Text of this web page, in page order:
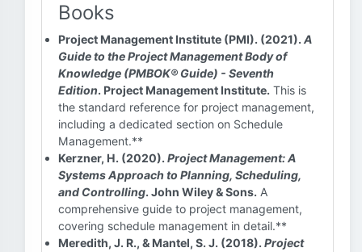
Books
Project Management Institute (PMI). (2021). A
Guide to the Project Management Body of
Knowledge (PMBOK® Guide) - Seventh
Edition. Project Management Institute. This is
the standard reference for project management,
including a dedicated section on Schedule
Management.**
Kerzner, H. (2020). Project Management: A
Systems Approach to Planning, Scheduling,
and Controlling. John Wiley & Sons. A
comprehensive guide to project management,
covering schedule management in detail.**
Meredith, J. R., & Mantel, S. J. (2018). Project